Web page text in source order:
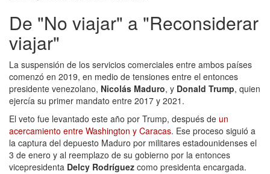
De "No viajar" a "Reconsiderar
viajar"
La suspensión de los servicios comerciales entre ambos países
comenzó en 2019, en medio de tensiones entre el entonces
presidente venezolano, Nicolás Maduro, y Donald Trump, quien
ejercía su primer mandato entre 2017 y 2021.
El veto fue levantado este año por Trump, después de un
acercamiento entre Washington y Caracas. Ese proceso siguió a
la captura del depuesto Maduro por militares estadounidenses el
3 de enero y al reemplazo de su gobierno por la entonces
vicepresidenta Delcy Rodríguez como presidenta encargada.